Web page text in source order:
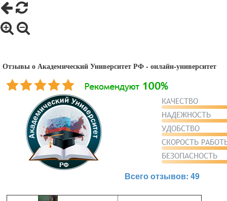
Отзывы о Академический Университет РФ - онлайн-университет
Всего отзывов: 49